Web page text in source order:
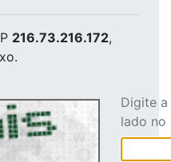
216.73.216.172,
Digite
lado no